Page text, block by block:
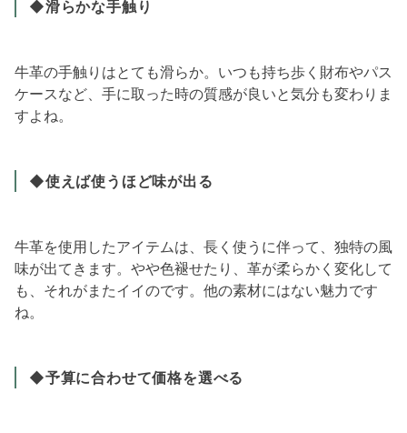
◆滑らかな手触り
牛革の手触りはとても滑らか。いつも持ち歩く財布やパス
ケースなど、手に取った時の質感が良いと気分も変わりま
すよね。
◆使えば使うほど味が出る
牛革を使用したアイテムは、長く使うに伴って、独特の風
味が出てきます。やや色褪せたり、革が柔らかく変化して
も、それがまたイイのです。他の素材にはない魅力です
ね。
◆予算に合わせて価格を選べる